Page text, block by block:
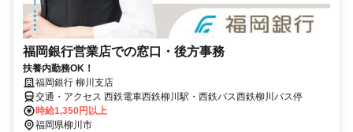
福岡銀行営業店での窓口・後方事務
扶養内勤務OK！
福岡銀行 柳川支店
交通・アクセス 西鉄電車西鉄柳川駅・西鉄バス西鉄柳川バス停
時給1,350円以上
福岡県柳川市